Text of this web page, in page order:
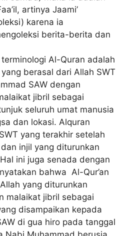
artinya Jaami’
karena ia
berita-berita dan
Al-Quran adalah
berasal dari Allah SWT
SAW dengan
jibril sebagai
seluruh umat manusia
dan lokasi. Alquran
yang terakhir setelah
injil yang diturunkan
ini juga senada dengan
bahwa Al-Qur’an
yang diturunkan
malaikat jibril sebagai
disampaikan kepada
di gua hiro pada tanggal